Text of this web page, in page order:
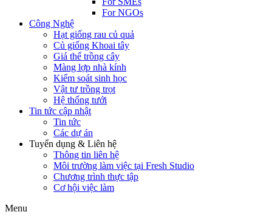
For NGOs
Công Nghệ
Hạt giống rau củ quả
Củ giống Khoai tây
Giá thể trồng cây
Màng lợp nhà kính
Kiểm soát sinh học
Vật tư trồng trọt
Hệ thống tưới
Tin tức cập nhật
Tin tức
Các dự án
Tuyển dụng & Liên hệ
Thông tin liên hệ
Môi trường làm việc tại Fresh Studio
Chương trình thực tập
Cơ hội việc làm
Menu